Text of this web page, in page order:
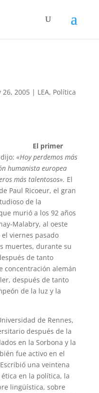
26, 2005| LEA, Política
El primer
«Hoy perdemos más
humanista europea
más talentosos». El
Paul Ricoeur, el gran
de la
murió a los 92 años
Malabry, al oeste
viernes pasado
muertes, durante su
de tanto
concentración alemán
después de tanto
de la luz y la
de Rennes,
después de la
en la Sorbona y la
fue activo en el
una veintena
en la política, la
lingüística, sobre